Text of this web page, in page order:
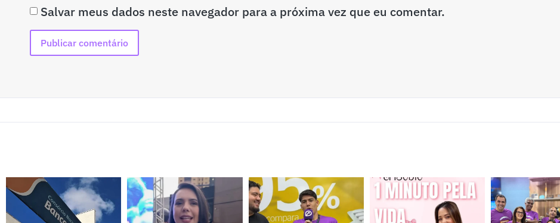
Salvar meus dados neste navegador para a próxima vez que eu comentar.